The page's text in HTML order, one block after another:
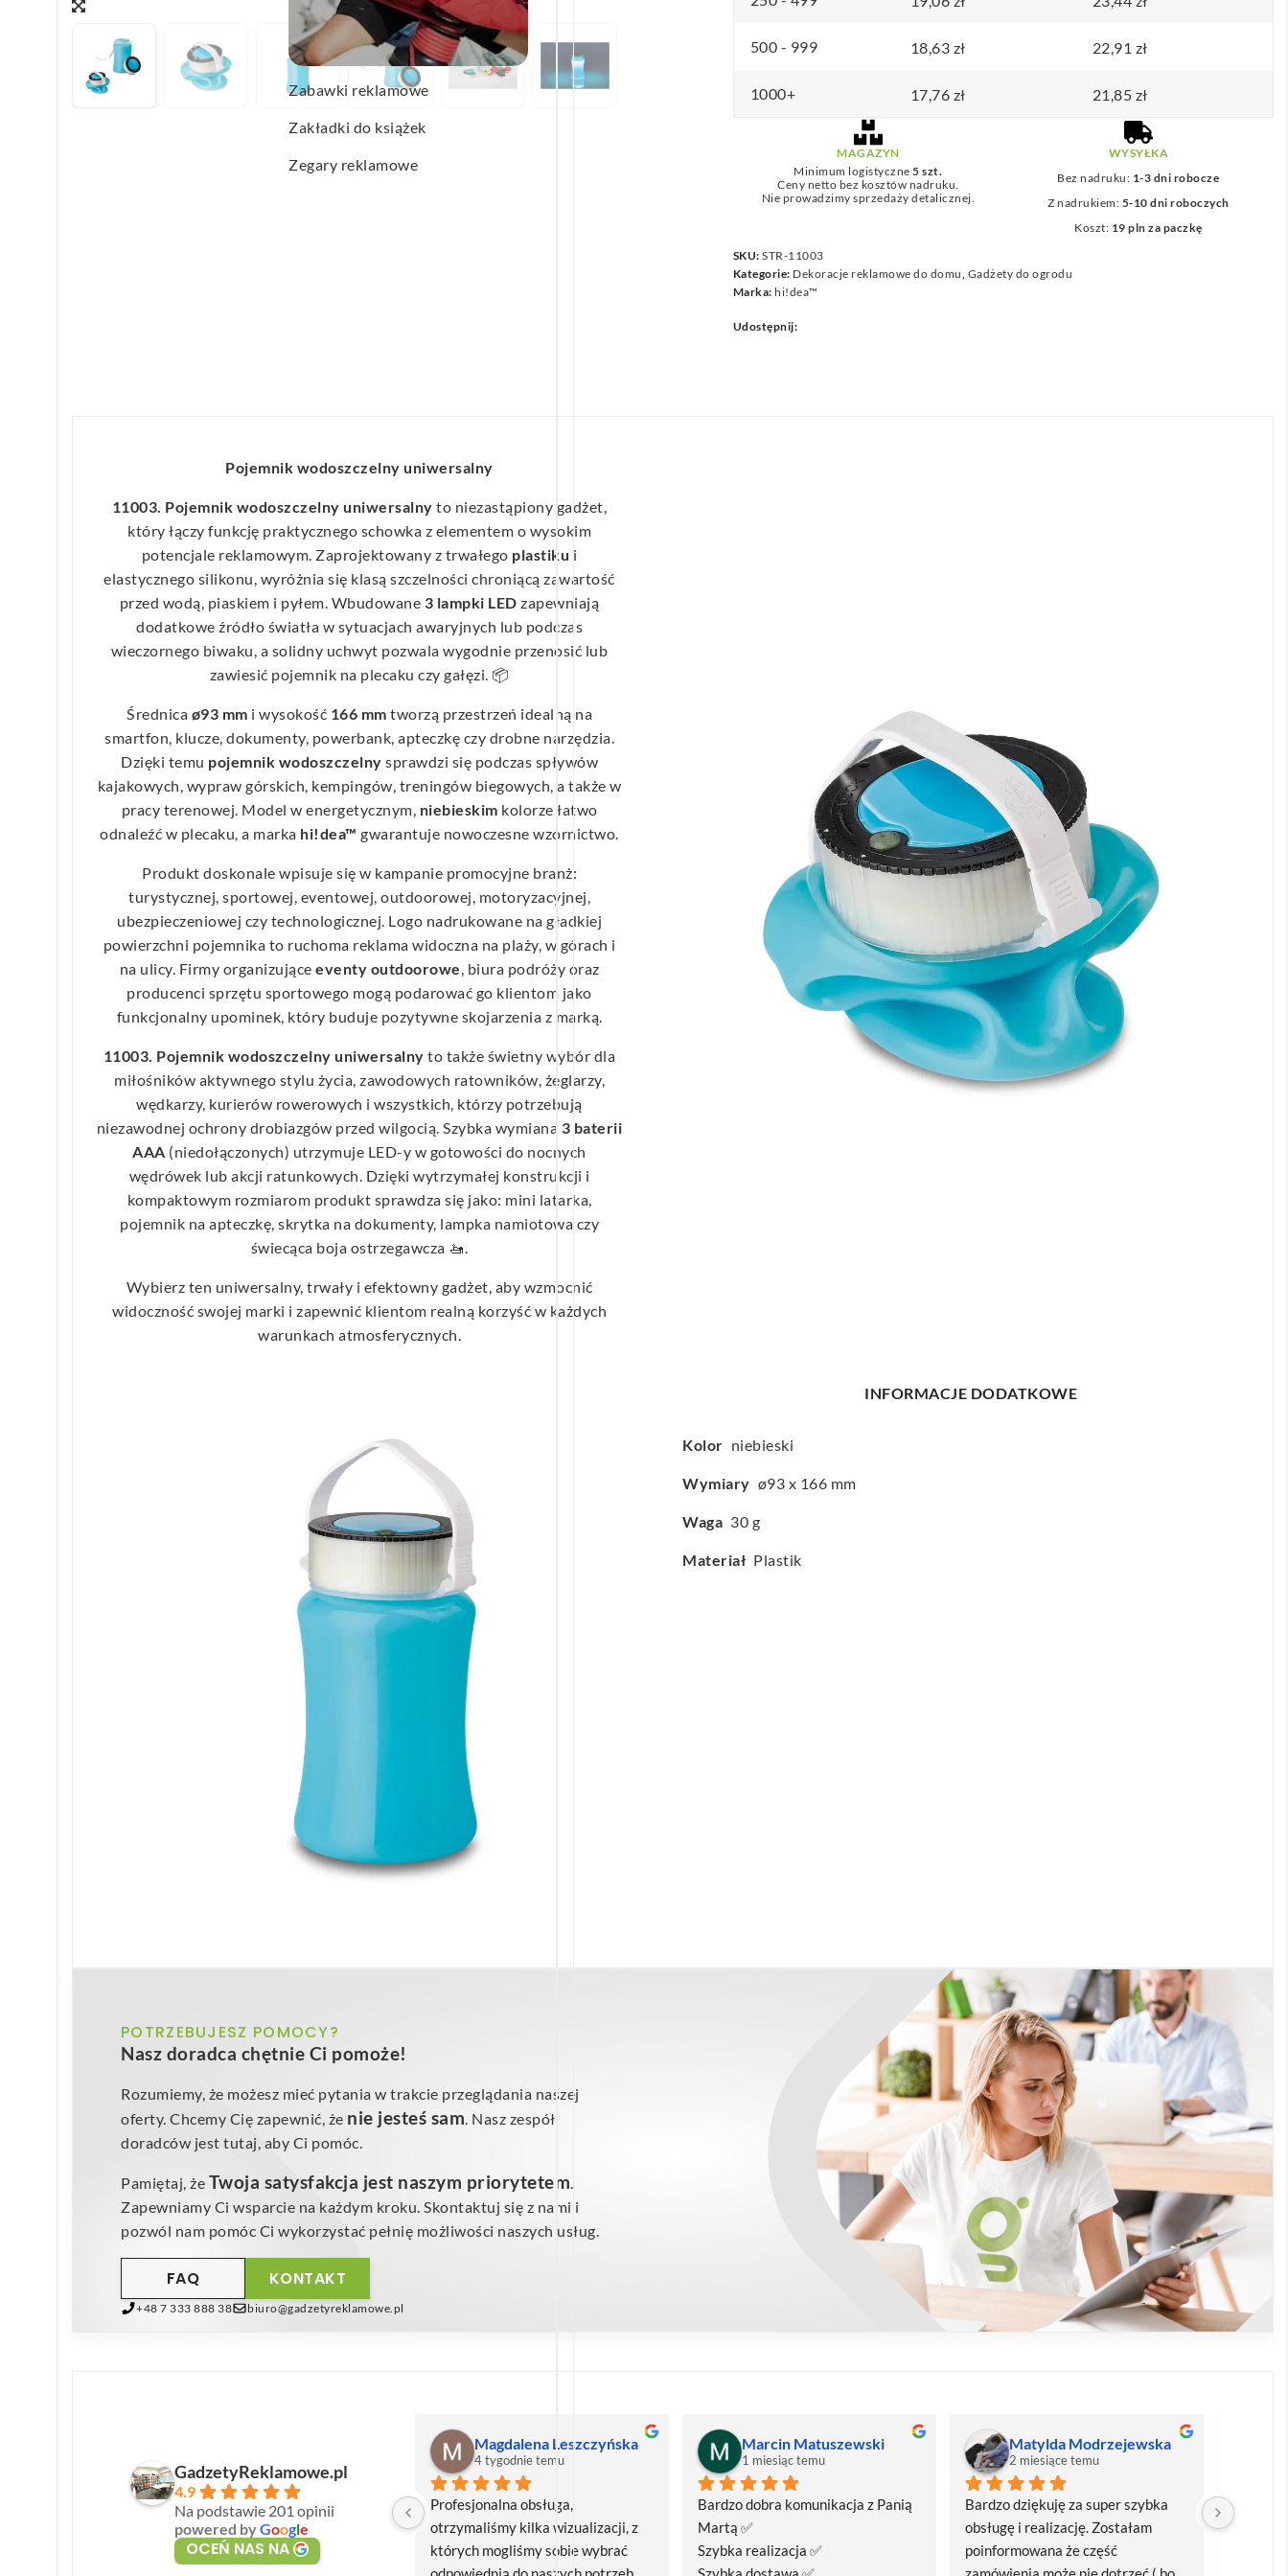
Wachlarze reklamowe
Wagi kuchenne
Zabawki reklamowe
Zakładki do książek
Zegary reklamowe
500 - 999 18,63 zł 22,91 zł
1000+ 17,76 zł 21,85 zł
MAGAZYN
Minimum logistyczne5 szt.
Ceny netto bez kosztów nadruku.
Nie prowadzimy sprzedaży detalicznej.
WYSYŁKA
Bez nadruku: 1-3 dni robocze
Z nadrukiem: 5-10 dni roboczych
Koszt: 19 pln za paczkę
SKU:STR-11003
Kategorie: Dekoracje reklamowe do domu Gadżety do ogrodu
Marka:hi!dea™
Udostępnij:
Pojemnik wodoszczelny uniwersalny
11003. Pojemnik wodoszczelny uniwersalny to niezastąpiony gadżet,
który łączy funkcję praktycznego schowka z elementem o wysokim
potencjale reklamowym. Zaprojektowany z trwałego plastiku i
elastycznego silikonu, wyróżnia się klasą szczelności chroniącą zawartość
przed wodą, piaskiem i pyłem. Wbudowane 3 lampki LED zapewniają
dodatkowe źródło światła w sytuacjach awaryjnych lub podczas
wieczornego biwaku, a solidny uchwyt pozwala wygodnie przenosić lub
zawiesić pojemnik na plecaku czy gałęzi. 📦
Średnica ø93 mm i wysokość 166 mm tworzą przestrzeń idealną na
smartfon, klucze, dokumenty, powerbank, apteczkę czy drobne narzędzia.
Dzięki temu pojemnik wodoszczelny sprawdzi się podczas spływów
kajakowych, wypraw górskich, kempingów, treningów biegowych, a także w
pracy terenowej. Model w energetycznym, niebieskim kolorze łatwo
odnaleźć w plecaku, a marka hi!dea™ gwarantuje nowoczesne wzornictwo.
Produkt doskonale wpisuje się w kampanie promocyjne branż:
turystycznej, sportowej, eventowej, outdoorowej, motoryzacyjnej,
ubezpieczeniowej czy technologicznej. Logo nadrukowane na gładkiej
powierzchni pojemnika to ruchoma reklama widoczna na plaży, w górach i
na ulicy. Firmy organizujące eventy outdoorowe, biura podróży oraz
producenci sprzętu sportowego mogą podarować go klientom jako
funkcjonalny upominek, który buduje pozytywne skojarzenia z marką.
11003. Pojemnik wodoszczelny uniwersalny to także świetny wybór dla
miłośników aktywnego stylu życia, zawodowych ratowników, żeglarzy,
wędkarzy, kurierów rowerowych i wszystkich, którzy potrzebują
niezawodnej ochrony drobiazgów przed wilgocią. Szybka wymiana 3 baterii
AAA (niedołączonych) utrzymuje LED-y w gotowości do nocnych
wędrówek lub akcji ratunkowych. Dzięki wytrzymałej konstrukcji i
kompaktowym rozmiarom produkt sprawdza się jako: mini latarka,
pojemnik na apteczkę, skrytka na dokumenty, lampka namiotowa czy
świecąca boja ostrzegawcza 🚤.
Wybierz ten uniwersalny, trwały i efektowny gadżet, aby wzmocnić
widoczność swojej marki i zapewnić klientom realną korzyść w każdych
warunkach atmosferycznych.
INFORMACJE DODATKOWE
Kolor niebieski
Wymiary ø93 x 166 mm
Waga 30 g
Materiał Plastik
POTRZEBUJESZ POMOCY?
Nasz doradca chętnie Ci pomoże!
Rozumiemy, że możesz mieć pytania w trakcie przeglądania naszej
oferty. Chcemy Cię zapewnić, że nie jesteś sam. Nasz zespół
doradców jest tutaj, aby Ci pomóc.
Pamiętaj, że Twoja satysfakcja jest naszym priorytetem.
Zapewniamy Ci wsparcie na każdym kroku. Skontaktuj się z nami i
pozwól nam pomóc Ci wykorzystać pełnię możliwości naszych usług.
KONTAKT
FAQ
+48 7 333 888 38 biuro@gadzetyreklamowe.pl
GadzetyReklamowe.pl
4.9
Na podstawie 201 opinii
powered byGoogle
OCEŃ NAS NA
Magdalena Leszczyńska
4 tygodnie temu
Profesjonalna obsługa,
otrzymaliśmy kilka wizualizacji, z
których mogliśmy sobie wybrać
Marcin Matuszewski
1 miesiąc temu
Bardzo dobra komunikacja z Panią
Martą ✅
Szybka realizacja ✅
Matylda Modrzejewska
2 miesiące temu
Bardzo dziękuję za super szybka
obsługę i realizację. Zostałam
poinformowana że część
Bardzo